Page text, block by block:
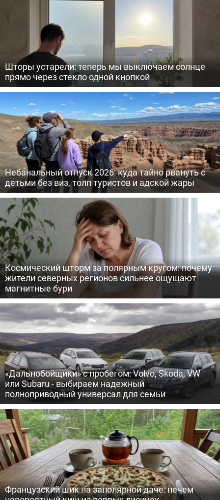
Шторы устарели: теперь мы выключаем солнце
прямо через стекло одной кнопкой
Небанальный отпуск 2026: куда тайно рвануть с
детьми без виз, толп туристов и адской жары
Космический шторм за полярным кругом: почему
жители северных регионов сильнее ощущают
магнитные бури
«Дальнобойщики» с пробегом: Volvo, Skoda, VW
или Subaru - выбираем надежный
полноприводный универсал для семьи
Французский шик на заполярной даче: печем